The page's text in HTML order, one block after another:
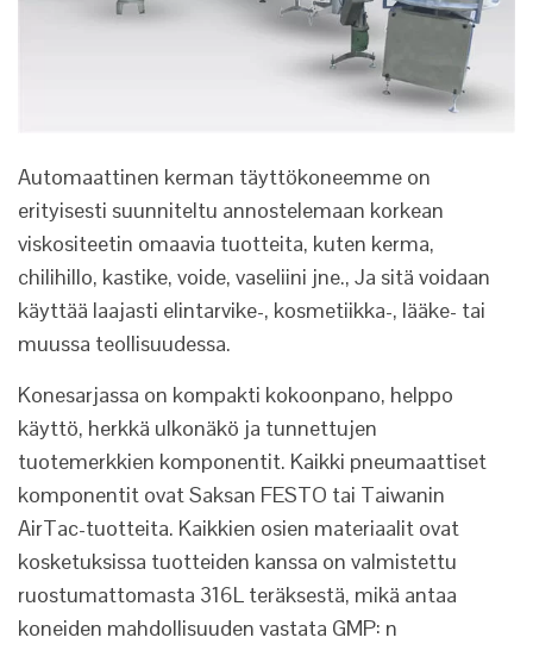
Automaattinen kerman täyttökoneemme on
erityisesti suunniteltu annostelemaan korkean
viskositeetin omaavia tuotteita, kuten kerma,
chilihillo, kastike, voide, vaseliini jne., Ja sitä voidaan
käyttää laajasti elintarvike-, kosmetiikka-, lääke- tai
muussa teollisuudessa.
Konesarjassa on kompakti kokoonpano, helppo
käyttö, herkkä ulkonäkö ja tunnettujen
tuotemerkkien komponentit. Kaikki pneumaattiset
komponentit ovat Saksan FESTO tai Taiwanin
AirTac-tuotteita. Kaikkien osien materiaalit ovat
kosketuksissa tuotteiden kanssa on valmistettu
ruostumattomasta 316L teräksestä, mikä antaa
koneiden mahdollisuuden vastata GMP: n